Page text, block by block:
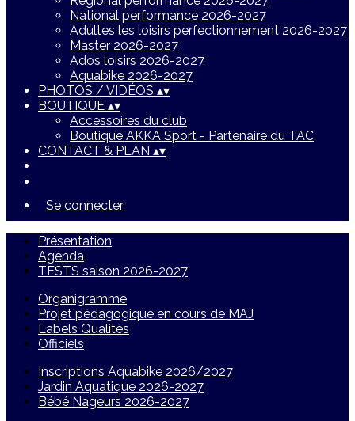
National performance 2026-2027
Adultes les loisirs perfectionnement 2026-2027
Master 2026-2027
Ados loisirs 2026-2027
Aquabike 2026-2027
PHOTOS / VIDÉOS ▴▾
BOUTIQUE ▴▾
Accessoires du club
Boutique AKKA Sport - Partenaire du TAC
CONTACT & PLAN ▴▾
Se connecter
Présentation
Agenda
TESTS saison 2026-2027
Organigramme
Projet pédagogique en cours de MAJ
Labels Qualités
Officiels
Inscriptions Aquabike 2026/2027
Jardin Aquatique 2026-2027
Bébé Nageurs 2026-2027